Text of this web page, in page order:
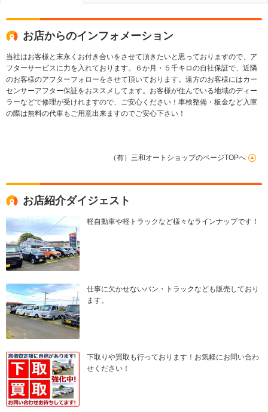
お店からのインフォメーション
当社はお客様と末永くお付き合いをさせて頂きたいと思っておりますので、ア
フターサービスに力を入れております。６か月・５千キロの自社保証で、近隣
のお客様のアフターフォローをさせて頂いております。遠方のお客様にはカー
センサーアフター保証をおススメしてます。お客様が住んでいる地域のディー
ラーなどで修理が受けれますので、ご安心ください！車検整備・板金など入庫
の際は無料の代車もご用意出来ますのでご安心下さい！
（有）三和オートショップのページTOPへ
お店紹介ダイジェスト
軽自動車や軽トラックなど様々なラインナップです！
仕事に欠かせないバン・トラックなども販売しており
ます。
下取りや買取も行っております！お気軽にお問い合わ
せください！